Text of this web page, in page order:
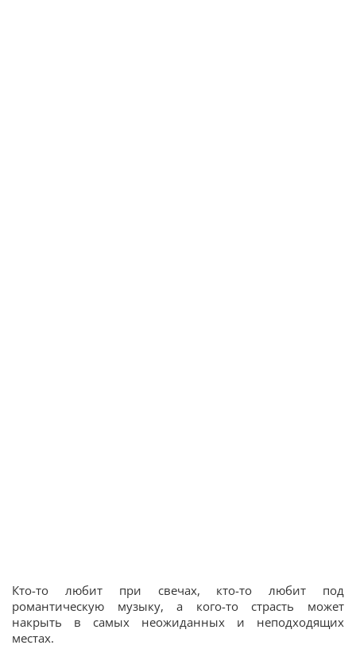
Кто-то любит при свечах, кто-то любит под
романтическую музыку, а кого-то страсть может
накрыть в самых неожиданных и неподходящих
местах.